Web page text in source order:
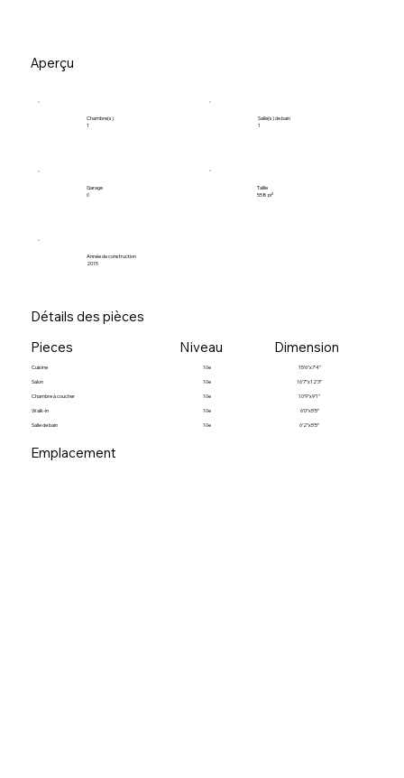
Aperçu
Chambre(s)
1
Salle(s) de bain
1
Garage
0
Année de construction
2015
Taille
558 pi²
Détails des pièces
Pieces
Cuisine
Salon
Chambre à coucher
Walk-in
Salle de bain
Niveau
10e
10e
10e
10e
10e
Dimension
15’6”x7’4”
16’7”x12’3”
10’9”x9’1”
6’0”x5’5”
6’2”x5’5”
Emplacement